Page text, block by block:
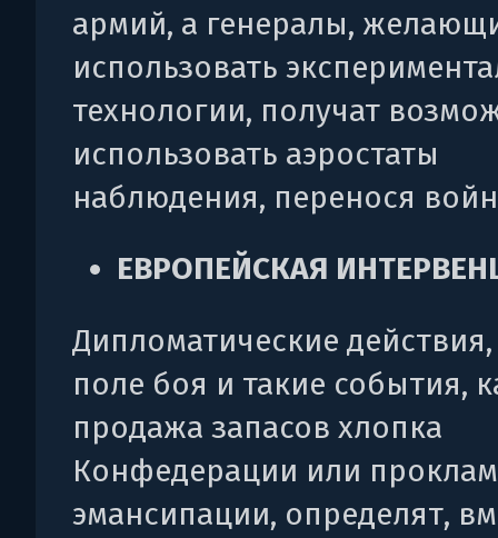
армий, а генералы,
использовать
технологии, получат
использовать аэростаты
наблюдения, перенося
ЕВРОПЕЙСКАЯ
Дипломатические действия,
поле боя и такие события,
продажа запасов хлопка
Конфедерации или
эмансипации, определят,